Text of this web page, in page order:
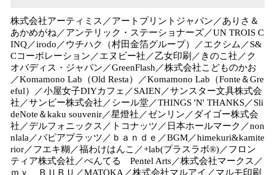
株式会社アーティミス／アートプリントジャパン／ありさ＆
あかめがね／アンテリック・ステーショナーズ／UN TROIS C
INQ／irodo／ウチハク（村田金箔グループ）／エクシム／S&
Cコーポレーション／エヌビー社／乙女印刷／きのこ社／ク
オバディス・ジャパン／GreenFlash／株式会社こどものかお
／Komamono Lab（Old Resta）／Komamono Lab（Fonte＆Gre
eful）／小屋女子DIYカフェ／SAIEN／サンスター文具株式会
社／サンビー株式会社／シール堂／THINGS 'N' THANKS／Sli
deNote＆kaku souvenir／星燈社／ゼンリン／ダイゴー株式会
社／デルフォニックス／トコナッツ／日本ホールマーク／non
nlala／パピアプラッツ／ｂａｎｄｅ／BGM／himekuri&kamite
rior／フエキ糊／福わけはんこ／+lab(プラスラボ®)／フロン
ティア株式会社／ぺんてる Pentel Arts／株式会社マークス／
ｍｙ ＢＵＢＵ／MATOKA／株式会社マルアイ／マルモ印刷